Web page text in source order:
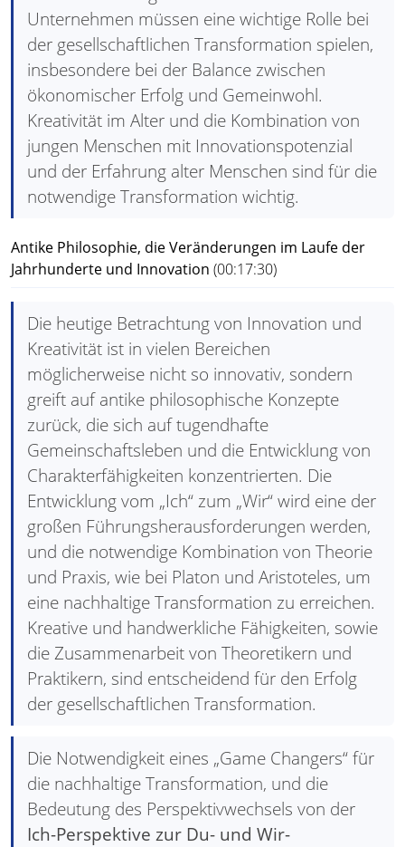
Unternehmen müssen eine wichtige Rolle bei
der gesellschaftlichen Transformation spielen,
insbesondere bei der Balance zwischen
ökonomischer Erfolg und Gemeinwohl.
Kreativität im Alter und die Kombination von
jungen Menschen mit Innovationspotenzial
und der Erfahrung alter Menschen sind für die
notwendige Transformation wichtig.
Antike Philosophie, die Veränderungen im Laufe der
Jahrhunderte und Innovation (00:17:30)
Die heutige Betrachtung von Innovation und
Kreativität ist in vielen Bereichen
möglicherweise nicht so innovativ, sondern
greift auf antike philosophische Konzepte
zurück, die sich auf tugendhafte
Gemeinschaftsleben und die Entwicklung von
Charakterfähigkeiten konzentrierten. Die
Entwicklung vom „Ich“ zum „Wir“ wird eine der
großen Führungsherausforderungen werden,
und die notwendige Kombination von Theorie
und Praxis, wie bei Platon und Aristoteles, um
eine nachhaltige Transformation zu erreichen.
Kreative und handwerkliche Fähigkeiten, sowie
die Zusammenarbeit von Theoretikern und
Praktikern, sind entscheidend für den Erfolg
der gesellschaftlichen Transformation.
Die Notwendigkeit eines „Game Changers“ für
die nachhaltige Transformation, und die
Bedeutung des Perspektivwechsels von der
Ich-Perspektive zur Du- und Wir-